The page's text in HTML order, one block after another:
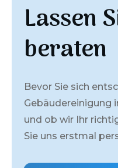
Lassen
beraten
Bevor Sie sich
Gebäudereinigung
und ob wir Ihr
Sie uns erstmal